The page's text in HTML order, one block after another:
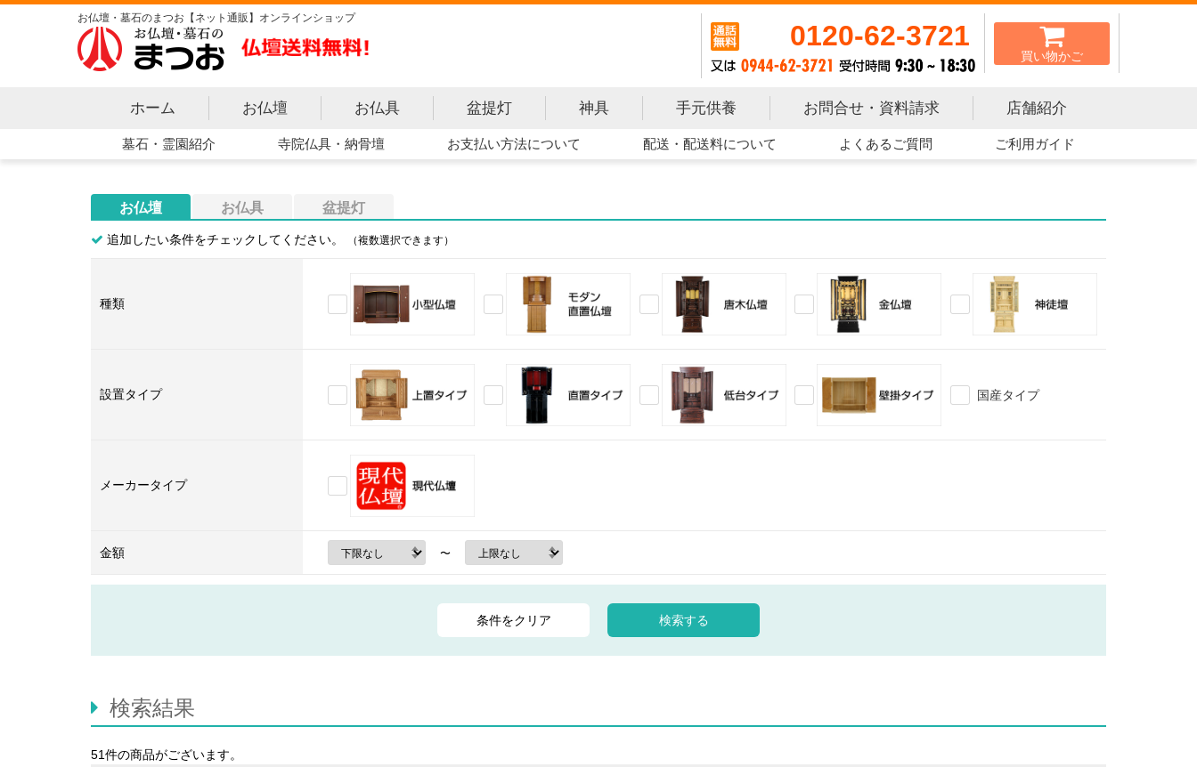
お仏壇・墓石のまつお【ネット通販】オンラインショップ
0120-62-3721
買い物かご
ホーム お仏壇 お仏具 盆提灯 神具 手元供養 お問合せ・資料請求 店舗紹介
墓石・霊園紹介 寺院仏具・納骨壇 お支払い方法について 配送・配送料について よくあるご質問 ご利用ガイド
お仏壇 お仏具 盆提灯
追加したい条件をチェックしてください。 （複数選択できます）
種類 小型仏壇 モダン直置仏壇 唐木仏壇 金仏壇 神徒壇
設置タイプ 上置タイプ 直置タイプ 低台タイプ 壁掛タイプ 国産タイプ
メーカータイプ 現代仏壇
金額 〜
条件をクリア 検索する
検索結果
51件の商品がございます。